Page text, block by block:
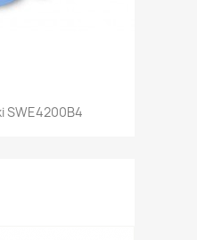
rapide
SWE4200B4